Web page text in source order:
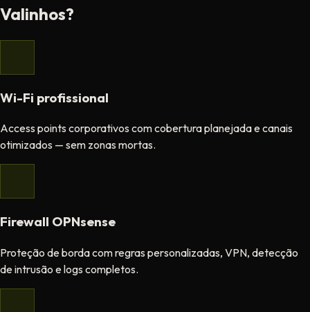
Valinhos?
Wi-Fi profissional
Access points corporativos com cobertura planejada e canais
otimizados — sem zonas mortas.
Firewall OPNsense
Proteção de borda com regras personalizadas, VPN, detecção
de intrusão e logs completos.